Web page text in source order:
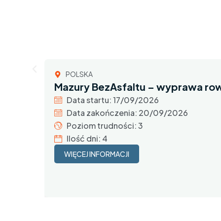
POLSKA
Mazury BezAsfaltu – wyprawa
Data startu: 17/09/2026
Data zakończenia: 20/09/2026
Poziom trudności: 3
Ilość dni: 4
WIĘCEJ INFORMACJI